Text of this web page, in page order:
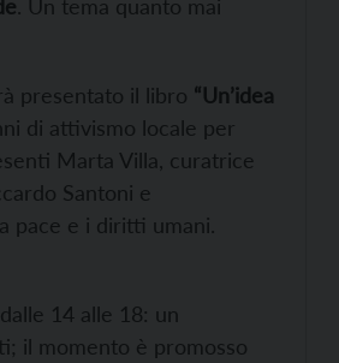
. Un tema quanto mai
presentato il libro “Un’idea
di attivismo locale per
Marta Villa, curatrice
Santoni e
pace e i diritti umani.
14 alle 18: un
il momento è promosso